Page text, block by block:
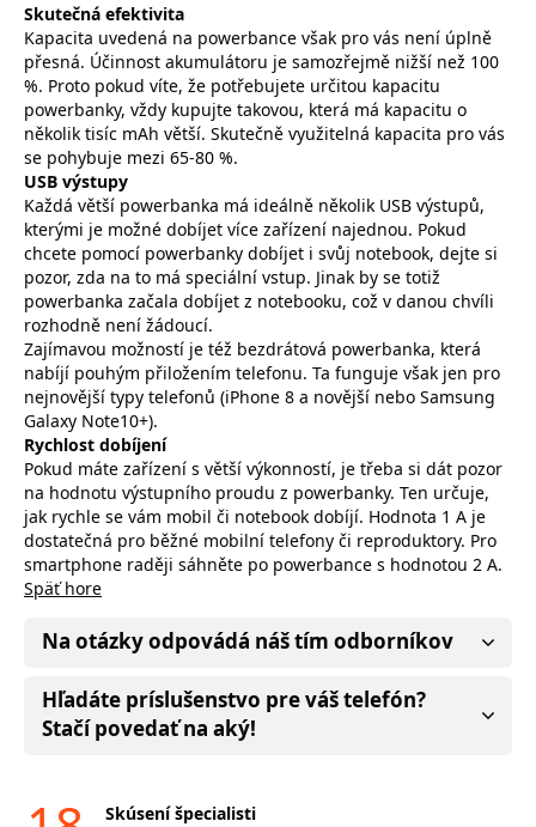
Skutečná efektivita
Kapacita uvedená na powerbance však pro vás není úplně
přesná. Účinnost akumulátoru je samozřejmě nižší než 100
%. Proto pokud víte, že potřebujete určitou kapacitu
powerbanky, vždy kupujte takovou, která má kapacitu o
několik tisíc mAh větší. Skutečně využitelná kapacita pro vás
se pohybuje mezi 65-80 %.
USB výstupy
Každá větší powerbanka má ideálně několik USB výstupů,
kterými je možné dobíjet více zařízení najednou. Pokud
chcete pomocí powerbanky dobíjet i svůj notebook, dejte si
pozor, zda na to má speciální vstup. Jinak by se totiž
powerbanka začala dobíjet z notebooku, což v danou chvíli
rozhodně není žádoucí.
Zajímavou možností je též bezdrátová powerbanka, která
nabíjí pouhým přiložením telefonu. Ta funguje však jen pro
nejnovější typy telefonů (iPhone 8 a novější nebo Samsung
Galaxy Note10+).
Rychlost dobíjení
Pokud máte zařízení s větší výkonností, je třeba si dát pozor
na hodnotu výstupního proudu z powerbanky. Ten určuje,
jak rychle se vám mobil či notebook dobíjí. Hodnota 1 A je
dostatečná pro běžné mobilní telefony či reproduktory. Pro
smartphone raději sáhněte po powerbance s hodnotou 2 A.
Späť hore
Na otázky odpovádá náš tím odborníkov
Hľadáte príslušenstvo pre váš telefón?
Stačí povedať na aký!
Skúsení špecialisti